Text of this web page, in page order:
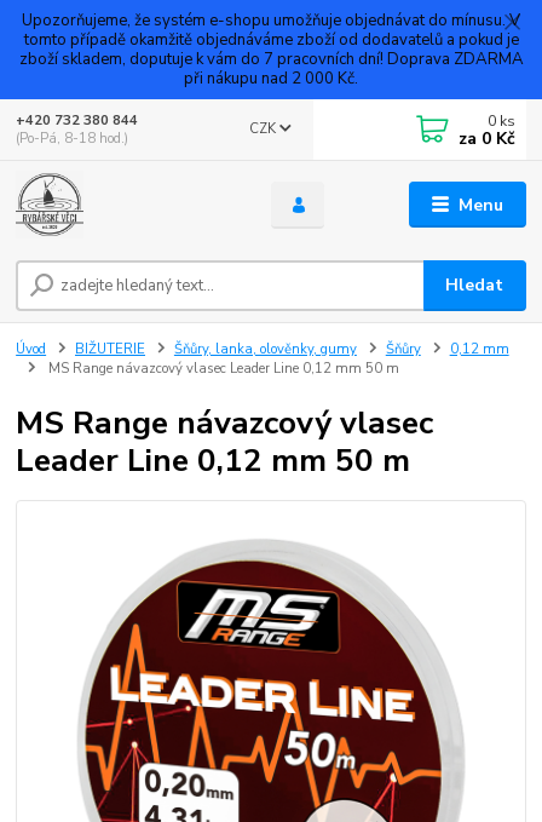
Upozorňujeme, že systém e-shopu umožňuje objednávat do mínusu. V
tomto případě okamžitě objednáváme zboží od dodavatelů a pokud je
zboží skladem, doputuje k vám do 7 pracovních dní! Doprava ZDARMA
při nákupu nad 2 000 Kč.
Menu
CZK
Hledat
+420 732 380 844
(Po-Pá, 8-18 hod.)
0 ks
za 0 Kč
Úvod BIŽUTERIE Šňůry, lanka, olověnky, gumy Šňůry
0,12 mm
MS Range návazcový vlasec Leader Line 0,12 mm 50 m
MS Range návazcový vlasec
Leader Line 0,12 mm 50 m